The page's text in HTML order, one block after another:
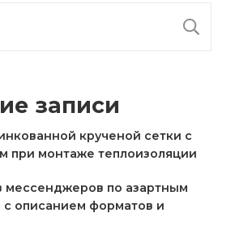
записи
крученой сетки с
при монтаже теплоизоляции
мессенджеров по азартным
с описанием форматов и